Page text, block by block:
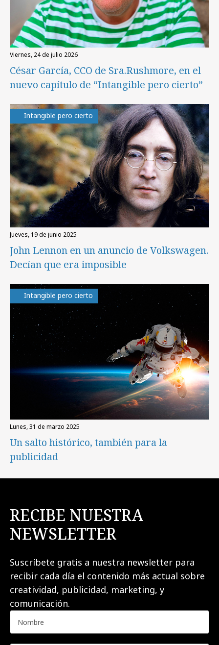
viernes, 24 de julio 2026
César García, CCO de Sra.Rushmore, en el
nuevo capítulo de “Intangible pero cierto”
Intangible pero cierto
jueves, 19 de junio 2025
John Lennon en un anuncio de Volkswagen.
Decían que era imposible
Intangible pero cierto
lunes, 31 de marzo 2025
Un salto histórico, también para la
publicidad
RECIBE NUESTRA
NEWSLETTER
Suscríbete gratis a nuestra newsletter para
recibir cada día el contenido más actual sobre
creatividad, publicidad, marketing, y
comunicación.